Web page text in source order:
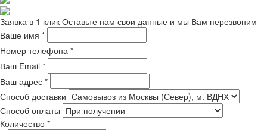
Заявка в 1 клик Оставьте нам свои данные и мы Вам перезвоним
Ваше имя *
Номер телефона *
Ваш Email *
Ваш адрес *
Способ доставки
Способ оплаты
Количество *